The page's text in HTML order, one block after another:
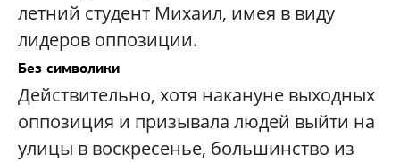
летний студент Михаил, имея в виду
лидеров оппозиции.
Без символики
Действительно, хотя накануне выходных
оппозиция и призывала людей выйти на
улицы в воскресенье, большинство из